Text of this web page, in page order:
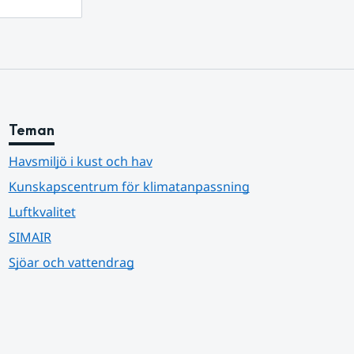
Teman
Havsmiljö i kust och hav
Kunskapscentrum för klimatanpassning
Luftkvalitet
SIMAIR
Sjöar och vattendrag